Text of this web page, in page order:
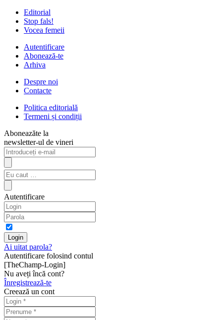
Editorial
Stop fals!
Vocea femeii
Autentificare
Abonează-te
Arhiva
Despre noi
Contacte
Politica editorială
Termeni și condiții
Aboneazăte la
newsletter-ul de vineri
Autentificare
Ai uitat parola?
Autentificare folosind contul
[TheChamp-Login]
Nu aveți încă cont?
Înregistrează-te
Creează un cont